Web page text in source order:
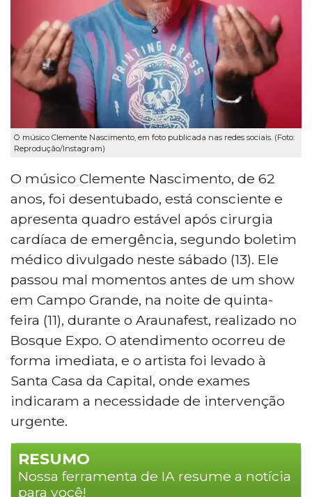
O músico Clemente Nascimento, em foto publicada nas redes sociais. (Foto:
Reprodução/Instagram)
O músico Clemente Nascimento, de 62
anos, foi desentubado, está consciente e
apresenta quadro estável após cirurgia
cardíaca de emergência, segundo boletim
médico divulgado neste sábado (13). Ele
passou mal momentos antes de um show
em Campo Grande, na noite de quinta-
feira (11), durante o Araunafest, realizado no
Bosque Expo. O atendimento ocorreu de
forma imediata, e o artista foi levado à
Santa Casa da Capital, onde exames
indicaram a necessidade de intervenção
urgente.
RESUMO
Nossa ferramenta de IA resume a notícia
para você!